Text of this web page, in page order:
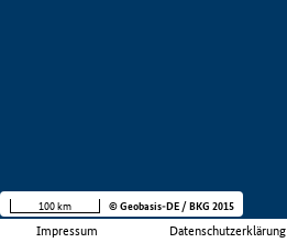
Impressum Datenschutzerklärung
100 km © Geobasis-DE / BKG 2015